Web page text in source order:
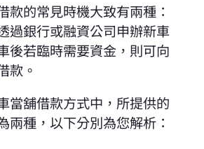
款的常見時機大致有兩種：
過銀行或融資公司申辦新車
後若臨時需要資金，則可向
款。
當舖借款方式中，所提供的
兩種，以下分別為您解析：